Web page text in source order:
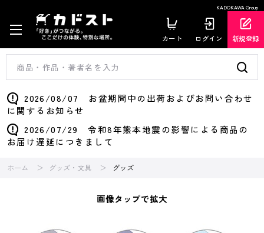
KADOKAWA Group
カート ログイン 新規登録
2026/08/07 お盆期間中の出荷およびお問い合わせ
に関するお知らせ
2026/07/29 令和8年熊本地震の影響による商品の
お届け遅延につきまして
ホーム グッズ・文具 グッズ
画像タップで拡大